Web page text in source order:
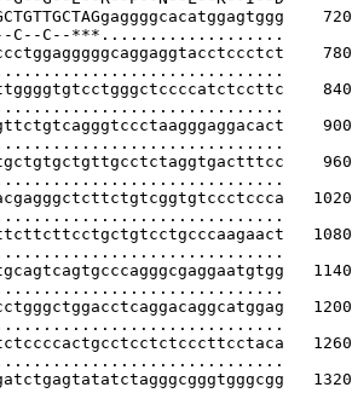
    720
G--C--C--***...................
    780
    840
    900
    960
   1020
   1080
   1140
   1200
   1260
   1320